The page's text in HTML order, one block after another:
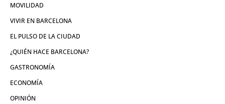
MOVILIDAD
VIVIR EN BARCELONA
EL PULSO DE LA CIUDAD
¿QUIÉN HACE BARCELONA?
GASTRONOMÍA
ECONOMÍA
OPINIÓN